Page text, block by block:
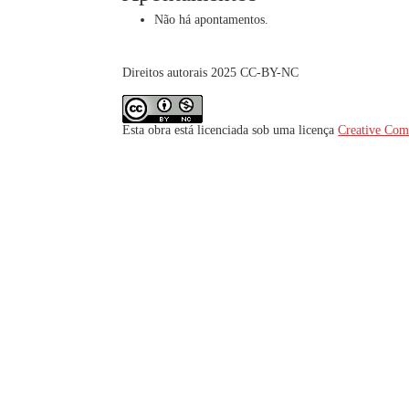
Não há apontamentos.
Direitos autorais 2025 CC-BY-NC
Esta obra está licenciada sob uma licençaCreative